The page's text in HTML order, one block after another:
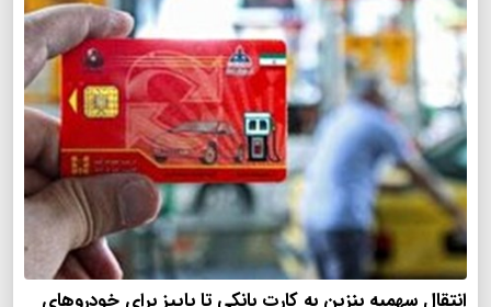
انتقال سهمیه بنزین به کارت بانکی تا پاییز برای خودروهای